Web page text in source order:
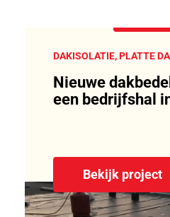
DAKISOLATIE, PLATTE
Nieuwe
een bedrijfshal
Bekijk project